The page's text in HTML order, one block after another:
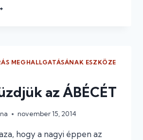
MEGHALLGATÁSÁNAK ESZKÖZE
az ÁBÉCÉT
november 15, 2014
hogy a nagyi éppen az